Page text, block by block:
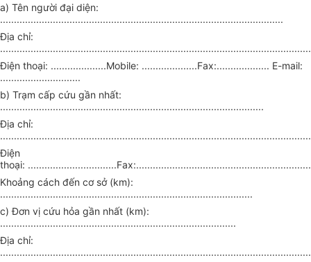
a) Tên người đại diện:
......................................................................................................
Địa chỉ:
Điện thoại: ....................Mobile: ....................Fax:................... E-mail:
.............................
b) Trạm cấp cứu gần nhất:
...............................................................................................
Địa chỉ:
Điện
thoại:
Khoảng cách đến cơ sở (km):
...........................................................................................
c) Đơn vị cứu hỏa gần nhất (km):
.....................................................................................
Địa chỉ: